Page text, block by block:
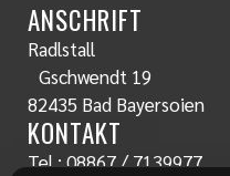
ANSCHRIFT
Radlstall
Gschwendt 19
82435 Bad Bayersoien
KONTAKT
Tel.:08867 / 7139977